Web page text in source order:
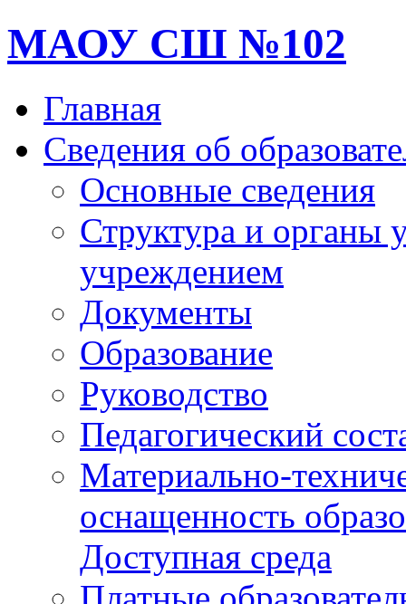
МАОУ СШ №102
Главная
Сведения об
Основные сведения
Структура и органы
учреждением
Документы
Образование
Руководство
Педагогический
Материально-
оснащенность
Доступная среда